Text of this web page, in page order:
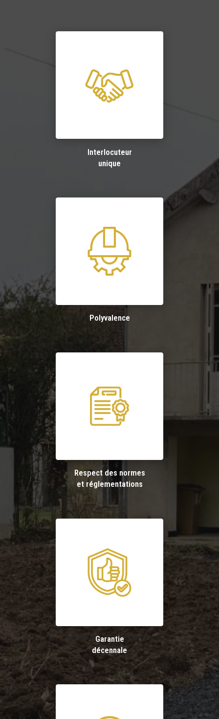
Interlocuteur
unique
Polyvalence
Respect des normes
et réglementations
Garantie
décennale